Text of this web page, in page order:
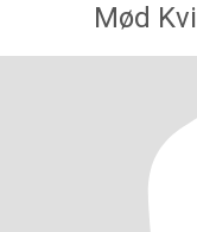
Mød